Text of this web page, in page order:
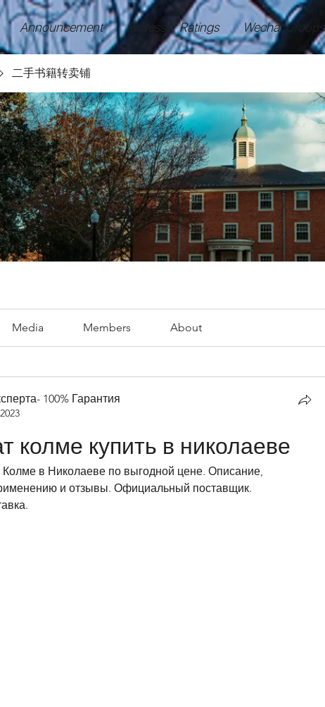
Announcement Professor Ratings Wechat Groups
二手书籍转卖铺
Media Members About
100% Гарантия
колме купить в николаеве
Колме в Николаеве по выгодной цене. Описание,
и отзывы. Официальный поставщик.